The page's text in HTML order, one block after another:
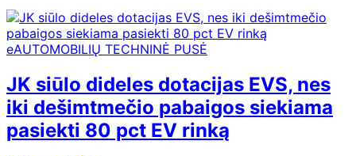
eAUTOMOBILIŲ TECHNINĖ PUSĖ
JK siūlo dideles dotacijas EVS, nes
iki dešimtmečio pabaigos siekiama
pasiekti 80 pct EV rinką